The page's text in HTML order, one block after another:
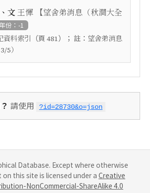
文 王惲 【望舍弟消息（秋澗大全
年份：-1
資料索引 （頁 481）； 註： 望舍弟消息
5）
請使用 ?id=28730&o=json
Database. Except where otherwise
this site is licensed under a Creative
NonCommercial-ShareAlike 4.0